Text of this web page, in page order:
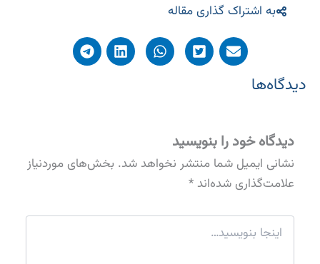
به اشتراک گذاری مقاله
دیدگاه‌ها
دیدگاه‌ خود را بنویسید
نشانی ایمیل شما منتشر نخواهد شد. بخش‌های موردنیاز
علامت‌گذاری شده‌اند*
اینجا
بنویسید…